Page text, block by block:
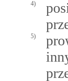
4)
5)